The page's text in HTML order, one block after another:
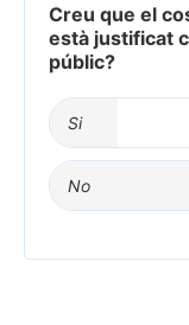
Creu que el
està justificat
públic?
Si
No